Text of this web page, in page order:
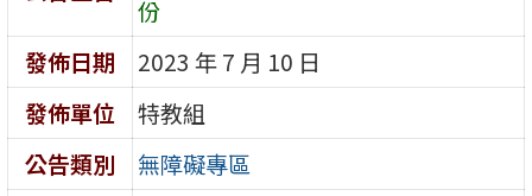
份
發佈日期
2023 年 7 月 10 日
發佈單位
特教組
公告類別
無障礙專區